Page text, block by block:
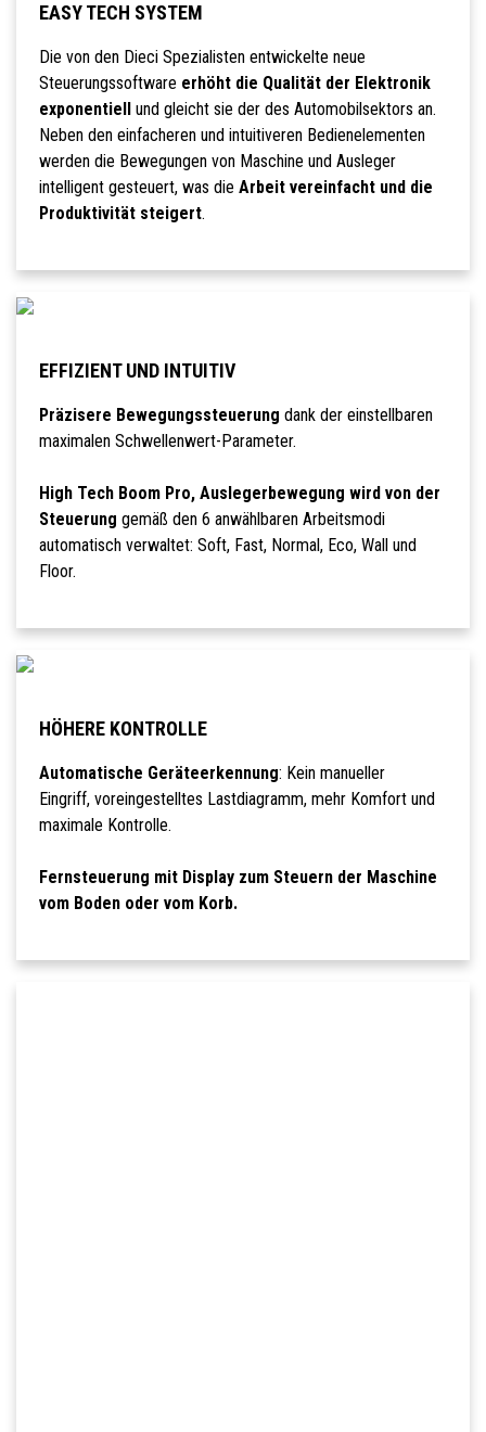
EASY TECH SYSTEM
Die von den Dieci Spezialisten entwickelte neue
Steuerungssoftware erhöht die Qualität der Elektronik
exponentiell
und gleicht sie der des Automobilsektors an.
Neben den einfacheren und intuitiveren Bedienelementen
werden die Bewegungen von Maschine und Ausleger
intelligent gesteuert, was die Arbeit vereinfacht und die
Produktivität steigert.
EFFIZIENT UND INTUITIV
Präzisere Bewegungssteuerung dank der einstellbaren
maximalen Schwellenwert-Parameter.
High Tech Boom Pro, Auslegerbewegung wird von der
Steuerung gemäß den 6 anwählbaren Arbeitsmodi
automatisch verwaltet: Soft, Fast, Normal, Eco, Wall und
Floor.
HÖHERE KONTROLLE
Automatische Geräteerkennung: Kein manueller
Eingriff, voreingestelltes Lastdiagramm, mehr Komfort und
maximale Kontrolle.
Fernsteuerung mit Display zum Steuern der Maschine
vom Boden oder vom Korb.